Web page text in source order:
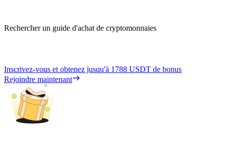
Rechercher un guide d'achat de cryptomonnaies
Inscrivez-vous et obtenez jusqu'à 1788 USDT de bonus
Rejoindre maintenant